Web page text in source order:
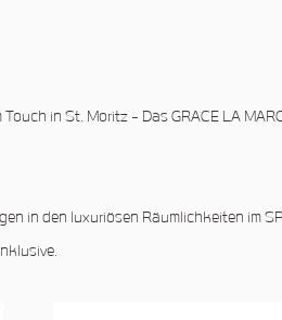
in St. Moritz - Das GRACE LA
in den luxuriösen Räumlichkeiten im